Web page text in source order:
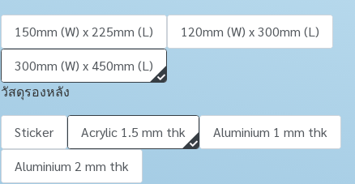
150mm (W) x 225mm (L)
120mm (W) x 300mm (L)
300mm (W) x 450mm (L)
วัสดุรองหลัง
Sticker Acrylic 1.5 mm thk
Aluminium 1 mm thk
Aluminium 2 mm thk